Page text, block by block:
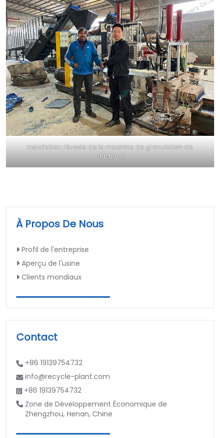
installation réussie de la machine de granulation de
plastique
À Propos De Nous
Profil de l'entreprise
Aperçu de l'usine
Clients mondiaux
Contact
+86 19139754732
info@recycle-plant.com
+86 19139754732
Zone de Développement Économique de
Zhengzhou, Henan, Chine